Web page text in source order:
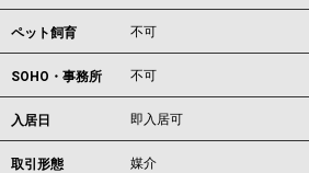
ペット飼育 不可
SOHO・事務所 不可
入居日 即入居可
取引形態 媒介